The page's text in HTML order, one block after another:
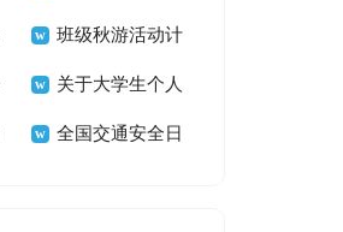
15篇班级秋游活动计
划 关于大学生个人
实习总结
全国交通安全日